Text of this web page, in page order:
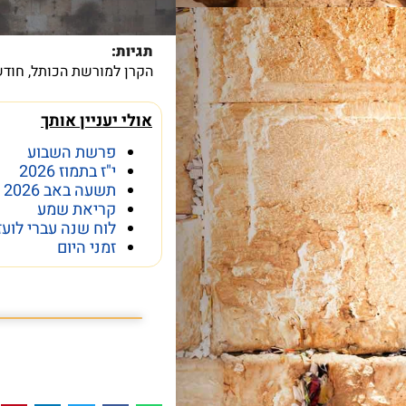
תגיות:
הקרן למורשת הכותל,
אולי יעניין אותך
פרשת השבוע
י"ז בתמוז 2026
תשעה באב 2026
קריאת שמע
לוח שנה עברי
זמני היום